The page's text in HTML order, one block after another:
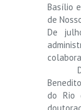
Basílio
de
De
do Rio